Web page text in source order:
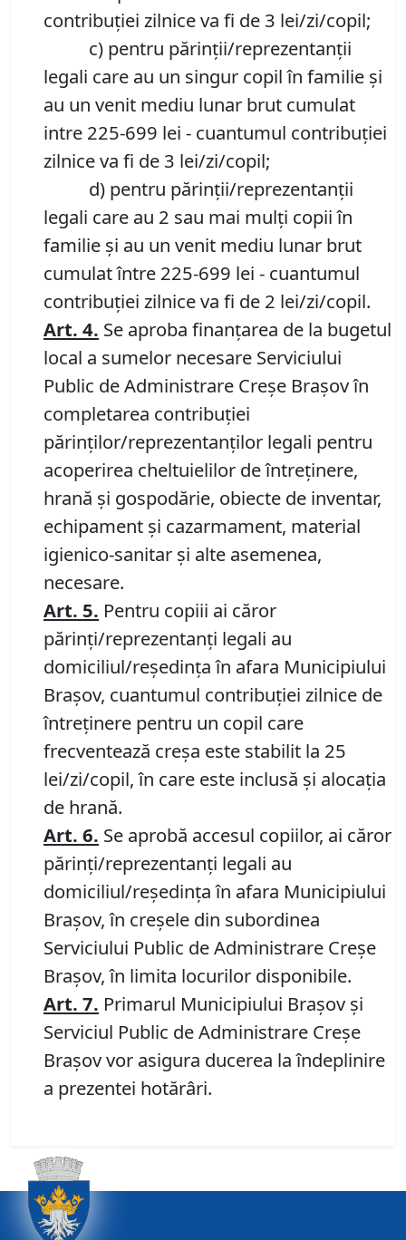
contribuției zilnice va fi de 3 lei/zi/copil;
c) pentru părinții/reprezentanții
legali care au un singur copil în familie și
au un venit mediu lunar brut cumulat
intre 225-699 lei - cuantumul contribuției
zilnice va fi de 3 lei/zi/copil;
d) pentru părinții/reprezentanții
legali care au 2 sau mai mulți copii în
familie și au un venit mediu lunar brut
cumulat între 225-699 lei - cuantumul
contribuției zilnice va fi de 2 lei/zi/copil.
Art. 4. Se aproba finanțarea de la bugetul
local a sumelor necesare Serviciului
Public de Administrare Creșe Brașov în
completarea contribuției
părinților/reprezentanților legali pentru
acoperirea cheltuielilor de întreținere,
hrană și gospodărie, obiecte de inventar,
echipament și cazarmament, material
igienico-sanitar și alte asemenea,
necesare.
Art. 5. Pentru copiii ai căror
părinți/reprezentanți legali au
domiciliul/reședința în afara Municipiului
Brașov, cuantumul contribuției zilnice de
întreținere pentru un copil care
frecventează creșa este stabilit la 25
lei/zi/copil, în care este inclusă și alocația
de hrană.
Art. 6. Se aprobă accesul copiilor, ai căror
părinți/reprezentanți legali au
domiciliul/reședința în afara Municipiului
Brașov, în creșele din subordinea
Serviciului Public de Administrare Creșe
Brașov, în limita locurilor disponibile.
Art. 7. Primarul Municipiului Brașov și
Serviciul Public de Administrare Creșe
Brașov vor asigura ducerea la îndeplinire
a prezentei hotărâri.